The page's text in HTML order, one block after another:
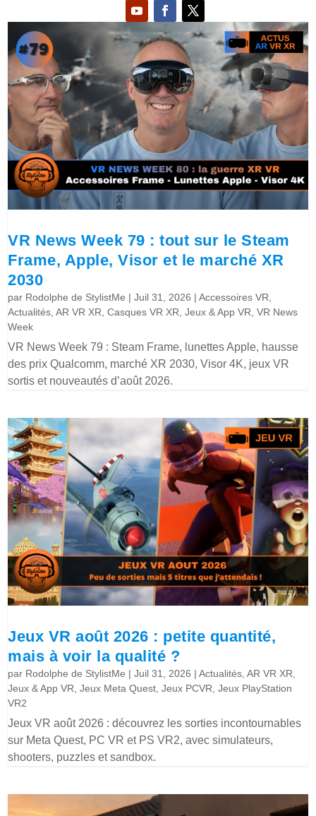
VR News Week 79 : tout sur le Steam
Frame, Apple, Visor et le marché XR
2030
par Rodolphe de StylistMe |Juil 31, 2026 |Accessoires VR
Actualités ,AR VR XR ,Casques VR XR ,Jeux & App VR ,VR News
Week
VR News Week 79 : Steam Frame, lunettes Apple, hausse
des prix Qualcomm, marché XR 2030, Visor 4K, jeux VR
sortis et nouveautés d’août 2026.
Jeux VR août 2026 : petite quantité,
mais à voir la qualité ?
par Rodolphe de StylistMe |Juil 31, 2026 |Actualités ,AR VR XR
Jeux & App VR ,Jeux Meta Quest ,Jeux PCVR ,Jeux PlayStation
VR2
Jeux VR août 2026 : découvrez les sorties incontournables
sur Meta Quest, PC VR et PS VR2, avec simulateurs,
shooters, puzzles et sandbox.